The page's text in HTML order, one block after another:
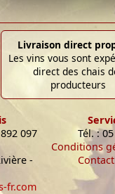
Livraison direct
Les vins vous sont
direct des chais
producteurs
097
-
fr.com
Tél. :
Conditions
Contact